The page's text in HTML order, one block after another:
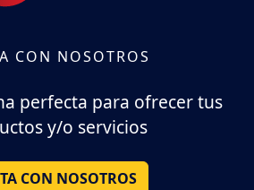
CON NOSOTROS
perfecta para ofrecer tus
y/o servicios
CON NOSOTROS